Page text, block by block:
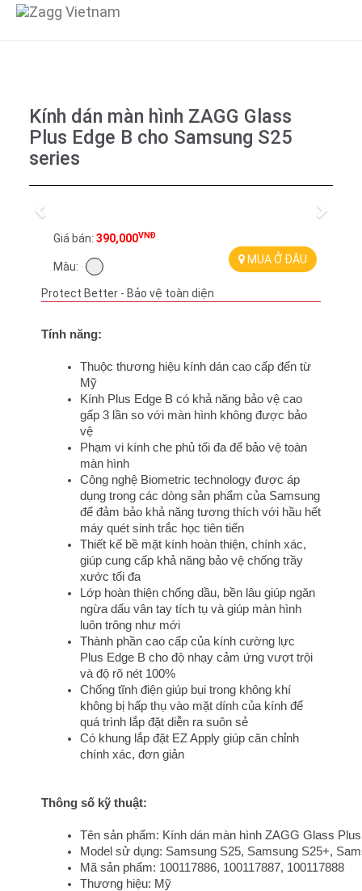
Kính dán màn hình ZAGG Glass
Plus Edge B cho Samsung S25
series
Previous Next
Giá bán: 390,000VNĐ
Màu:
MUA Ở ĐÂU
Protect Better - Bảo vệ toàn diện
Tính năng:
Thuộc thương hiệu kính dán cao cấp đến từ
Mỹ
Kính Plus Edge B có khả năng bảo vệ cao
gấp 3 lần so với màn hình không được bảo
vệ
Phạm vi kính che phủ tối đa để bảo vệ toàn
màn hình
Công nghệ Biometric technology được áp
dụng trong các dòng sản phẩm của Samsung
để đảm bảo khả năng tương thích với hầu hết
máy quét sinh trắc học tiên tiến
Thiết kế bề mặt kính hoàn thiện, chính xác,
giúp cung cấp khả năng bảo vệ chống trầy
xước tối đa
Lớp hoàn thiện chống dầu, bền lâu giúp ngăn
ngừa dấu vân tay tích tụ và giúp màn hình
luôn trông như mới
Thành phần cao cấp của kính cường lực
Plus Edge B cho độ nhạy cảm ứng vượt trội
và độ rõ nét 100%
Chống tĩnh điện giúp bụi trong không khí
không bị hấp thụ vào mặt dính của kính để
quá trình lắp đặt diễn ra suôn sẻ
Có khung lắp đặt EZ Apply giúp căn chỉnh
chính xác, đơn giản
Thông số kỹ thuật:
Tên sản phẩm: Kính dán màn hình ZAGG Glass
Model sử dụng: Samsung S25, Samsung S25+,
Mã sản phẩm: 100117886, 100117887, 100117888
Thương hiệu: Mỹ